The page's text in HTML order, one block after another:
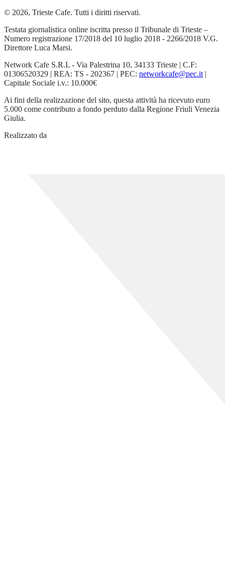
© 2026, Trieste Cafe. Tutti i diritti riservati.
Testata giornalistica online iscritta presso il Tribunale di Trieste –
Numero registrazione 17/2018 del 10 luglio 2018 - 2266/2018 V.G.
Direttore Luca Marsi.
Network Cafe S.R.L - Via Palestrina 10, 34133 Trieste | C.F:
01306520329 | REA: TS - 202367 | PEC: networkcafe@pec.it |
Capitale Sociale i.v.: 10.000€
Ai fini della realizzazione del sito, questa attività ha ricevuto euro
5.000 come contributo a fondo perduto dalla Regione Friuli Venezia
Giulia.
Realizzato da